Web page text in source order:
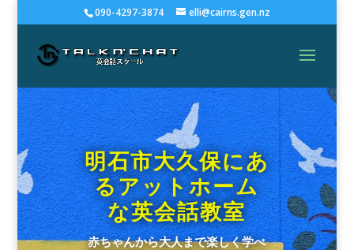
090-4297-3874 elli@cairns.gen.nz
明石市大久保にあ
るアットホーム
な英会話教室
赤ちゃんから大人まで楽しく学べ